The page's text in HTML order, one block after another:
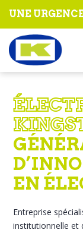
UNE
Une
À PROPOS
EN
Entreprise
institutionnelle et